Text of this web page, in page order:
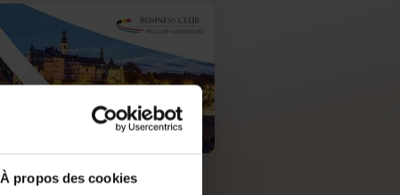
À propos des cookies
PDF, 5.5 MB